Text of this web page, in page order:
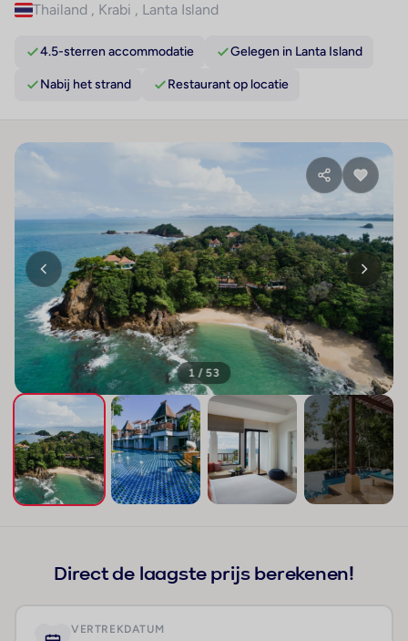
Thailand , Krabi , Lanta Island
4.5-sterren accommodatie Gelegen in Lanta Island
Nabij het strand Restaurant op locatie
1 / 53
Direct de laagste prijs berekenen!
VERTREKDATUM